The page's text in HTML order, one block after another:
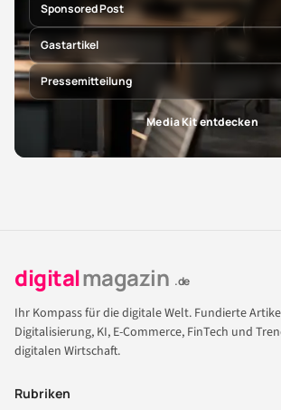
Sponsored Post
Gastartikel
Pressemitteilung
Media Kit entdecken
digitalmagazin .de
Ihr Kompass für die digitale Welt. Fundierte
Digitalisierung, KI, E-Commerce, FinTech und
digitalen Wirtschaft.
Rubriken